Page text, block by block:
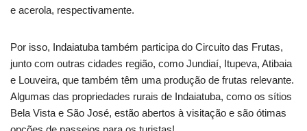
e acerola, respectivamente.
Por isso, Indaiatuba também participa do Circuito das Frutas,
junto com outras cidades região, como Jundiaí, Itupeva, Atibaia
e Louveira, que também têm uma produção de frutas relevante.
Algumas das propriedades rurais de Indaiatuba, como os sítios
Bela Vista e São José, estão abertos à visitação e são ótimas